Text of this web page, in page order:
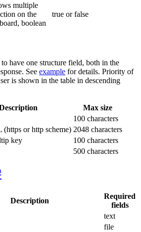
multiple
on the
boolean
true or false
have one structure field, both in the
See example for details. Priority of
is shown in the table in descending
Max size
100 characters
(https or http scheme) 2048 characters
key
100 characters
500 characters
Description
Required
fields
text
file